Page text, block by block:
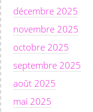
décembre 2025
novembre 2025
octobre 2025
septembre 2025
août 2025
mai 2025